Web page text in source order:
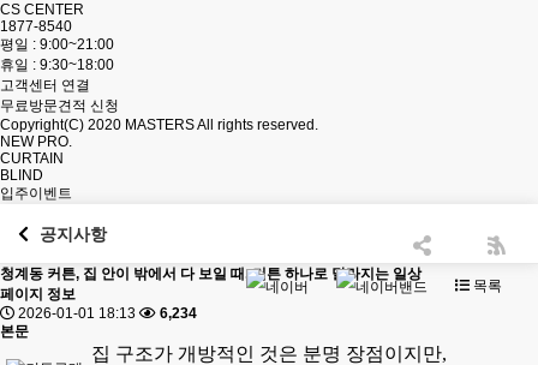
CS CENTER
1877-8540
평일 : 9:00~21:00
휴일 : 9:30~18:00
고객센터 연결
무료방문견적 신청
Copyright(C) 2020 MASTERSAll rights reserved.
NEW PRO.
CURTAIN
BLIND
입주이벤트
공지사항
목록
청계동 커튼, 집 안이 밖에서 다 보일 때, 커튼 하나로 달라지는 일상
페이지 정보
2026-01-01 18:13
6,234
본문
집 구조가 개방적인 것은 분명 장점이지만,